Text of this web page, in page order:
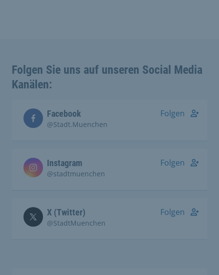
Folgen Sie uns auf unseren Social Media
Kanälen:
Facebook
@Stadt.Muenchen
Folgen
Instagram
@stadtmuenchen
Folgen
X (Twitter)
@StadtMuenchen
Folgen